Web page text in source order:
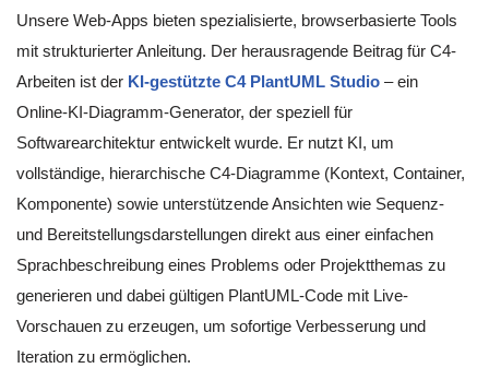
Unsere Web-Apps bieten spezialisierte, browserbasierte Tools
mit strukturierter Anleitung. Der herausragende Beitrag für C4-
Arbeiten ist der KI-gestützte C4 PlantUML Studio – ein
Online-KI-Diagramm-Generator, der speziell für
Softwarearchitektur entwickelt wurde. Er nutzt KI, um
vollständige, hierarchische C4-Diagramme (Kontext, Container,
Komponente) sowie unterstützende Ansichten wie Sequenz-
und Bereitstellungsdarstellungen direkt aus einer einfachen
Sprachbeschreibung eines Problems oder Projektthemas zu
generieren und dabei gültigen PlantUML-Code mit Live-
Vorschauen zu erzeugen, um sofortige Verbesserung und
Iteration zu ermöglichen.